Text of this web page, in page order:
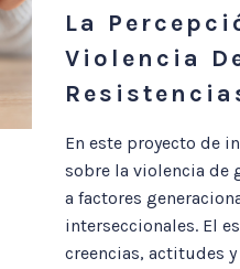
La
Violencia
En este proyecto de
sobre la violencia de
a factores
interseccionales. El
creencias, actitudes